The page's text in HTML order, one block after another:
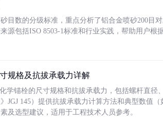
目数的分级标准，重点分析了铝合金喷砂200目
源包括ISO 8503-1标准和行业实践，帮助用户根
规格及抗拔承载力详解
学锚栓的尺寸规格和抗拔承载力，包括螺杆直
JGJ 145）提供抗拔承载力计算方法和典型数值
及选型建议，适用于工程技术人员参考。